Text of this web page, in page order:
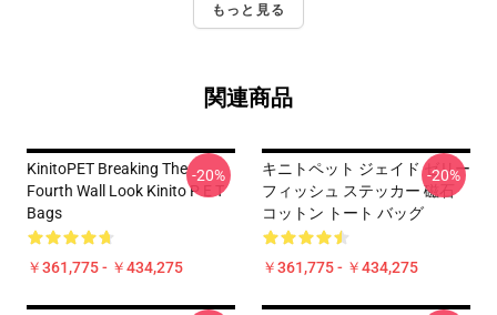
もっと見る
関連商品
KinitoPET Breaking The
Fourth Wall Look Kinito P E T
Bags
￥361,775 - ￥434,275
-20%
キニトペット ジェイド ゼリー
フィッシュ ステッカー 磁石
コットン トート バッグ
￥361,775 - ￥434,275
-20%